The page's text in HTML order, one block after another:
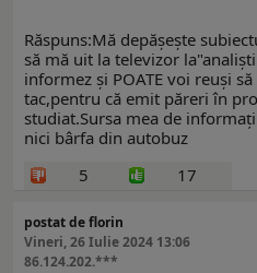
Răspuns:Mă depășește
să mă uit la televizor
informez și POATE voi reuși
tac,pentru că emit păreri în
studiat.Sursa mea de
nici bârfa din autobuz
5
17
postat de florin
Vineri, 26 Iulie 2024 13:06
86.124.202.***